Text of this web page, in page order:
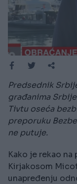
Predsednik
građanima
Tivtu oseća
preporuku
ne putuje.
Kako je rekao
Kirjakosom
unapređenju